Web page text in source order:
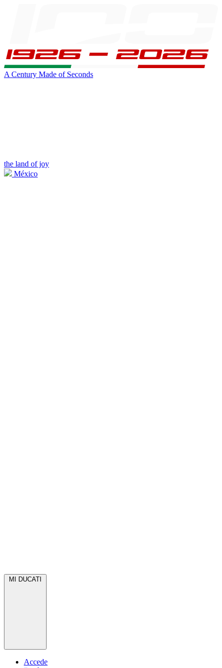
A Century Made of Seconds
the land of joy
México
MI DUCATI
Accede